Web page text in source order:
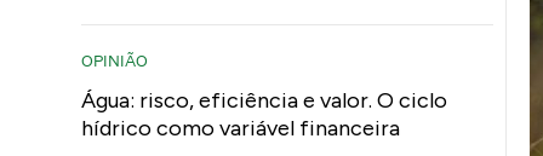
OPINIÃO
Água: risco, eficiência e valor. O ciclo
hídrico como variável financeira